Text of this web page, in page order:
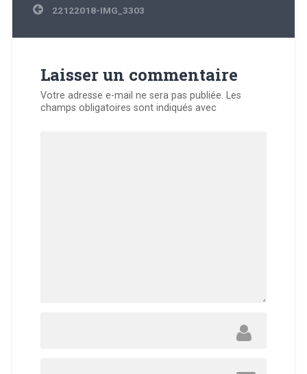
Navigation
de
22122018-IMG_3303
Laisser un commentaire
Votre adresse e-mail ne sera pas publiée. Les
champs obligatoires sont indiqués avec